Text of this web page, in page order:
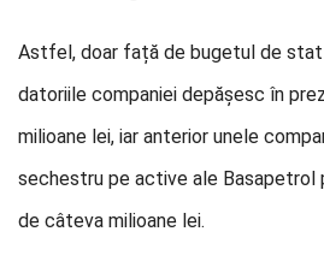
Astfel, doar față de bugetul de
datoriile companiei depășesc în
milioane lei, iar anterior unele
sechestru pe active ale Basapetrol
de câteva milioane lei.